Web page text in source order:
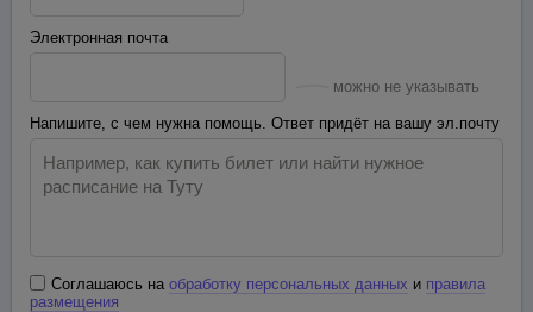
Электронная почта
можно не указывать
Напишите, с чем нужна помощь. Ответ придёт на вашу эл.почту
Соглашаюсь на обработку персональных данных и правила
размещения